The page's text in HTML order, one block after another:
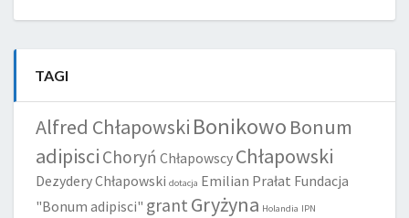
TAGI
Alfred Chłapowski Bonikowo Bonum
adipisci Choryń Chłapowscy Chłapowski
Dezydery Chłapowski dotacja Emilian Prałat Fundacja
"Bonum adipisci" grant Gryżyna Holandia IPN